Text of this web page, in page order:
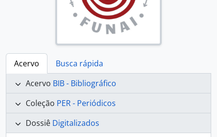
Acervo
Busca rápida
Acervo BIB - Bibliográfico
Coleção PER - Periódicos
Dossiê Digitalizados